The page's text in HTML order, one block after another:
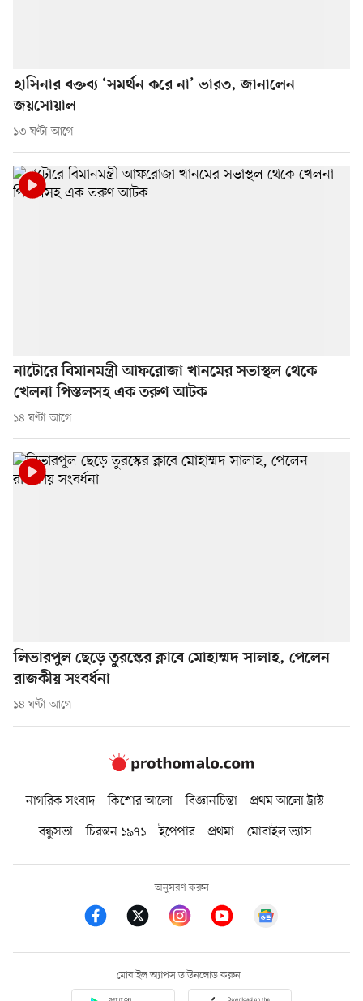
হাসিনার বক্তব্য ‘সমর্থন করে না’ ভারত, জানালেন
জয়সোয়াল
১৩ ঘণ্টা আগে
নাটোরে বিমানমন্ত্রী আফরোজা খানমের সভাস্থল থেকে
খেলনা পিস্তলসহ এক তরুণ আটক
১৪ ঘণ্টা আগে
লিভারপুল ছেড়ে তুরস্কের ক্লাবে মোহাম্মদ সালাহ, পেলেন
রাজকীয় সংবর্ধনা
১৪ ঘণ্টা আগে
নাগরিক সংবাদ কিশোর আলো বিজ্ঞানচিন্তা
প্রথম আলো ট্রাস্ট
বন্ধুসভা
চিরন্তন ১৯৭১ ইপেপার প্রথমা মোবাইল ভ্যাস
অনুসরণ করুন
মোবাইল অ্যাপস ডাউনলোড করুন